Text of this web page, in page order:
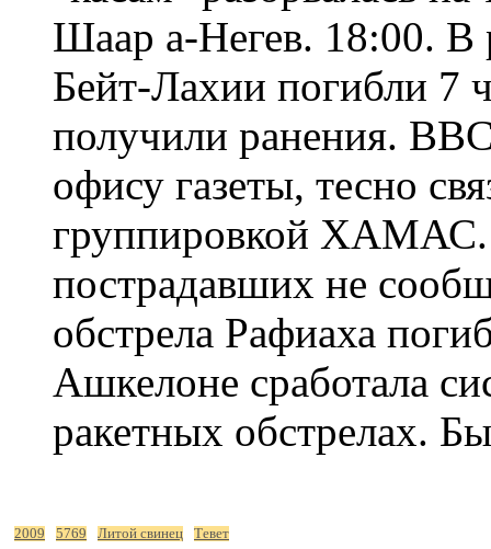
Шаар а-Негев. 18:00. В
Бейт-Лахии погибли 7
получили ранения.
офису газеты, тесно
группировкой ХАМАС.
пострадавших не
обстрела Рафиаха
Ашкелоне сработала
ракетных обстрелах.
2009 5769 Литой свинец Тевет